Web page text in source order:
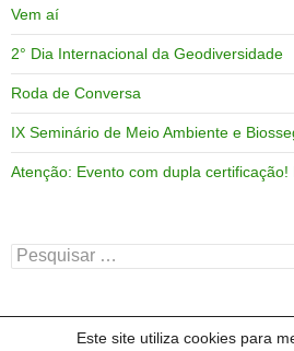
Este site utiliza cookies para
Vem aí
2° Dia Internacional da Geodiversidade
Roda de Conversa
IX Seminário de Meio Ambiente e
Atenção: Evento com dupla
Pesquisar
por: